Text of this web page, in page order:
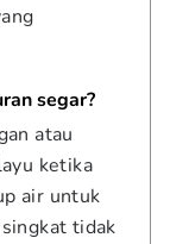
segar?
atau
ketika
air untuk
tidak